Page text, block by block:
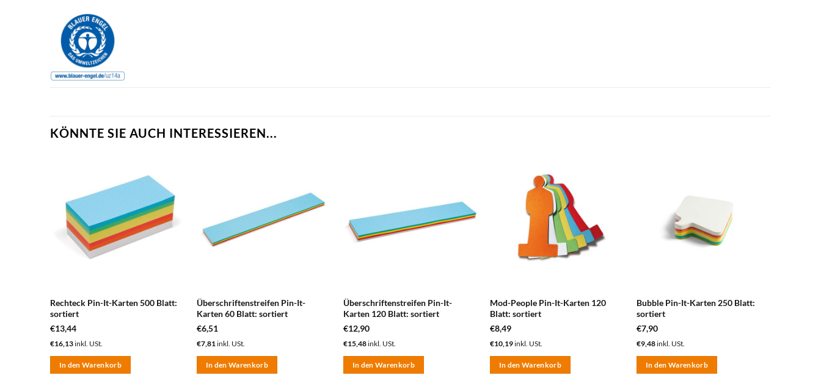
KÖNNTE SIE AUCH INTERESSIEREN...
zum
Merkzettel
hinzufügen
Rechteck Pin-It-Karten 500 Blatt:
sortiert
€13,44
€16,13inkl. USt.
In den Warenkorb
Merkzettel
hinzufügen
Überschriftenstreifen Pin-It-
Karten 60 Blatt: sortiert
€6,51
€7,81 inkl. USt.
In den Warenkorb
hinzufügen
Überschriftenstreifen Pin-It-
Karten 120 Blatt: sortiert
€12,90
€15,48inkl. USt.
In den Warenkorb
Mod-People Pin-It-Karten 120
Blatt: sortiert
€8,49
€10,19inkl. USt.
In den Warenkorb
Bubble Pin-It-Karten 250 Blatt:
sortiert
€7,90
€9,48inkl. USt.
In den Warenkorb